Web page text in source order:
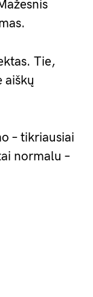
Tie,
aiškų
– tikriausiai
normalu –